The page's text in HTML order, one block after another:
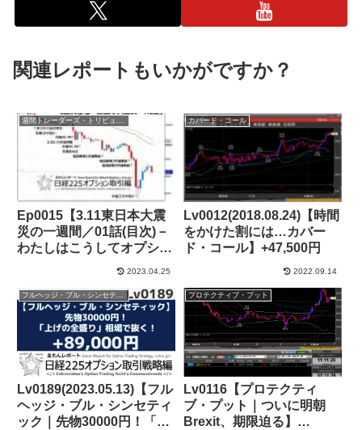
関連レポートもいかがですか？
週間トレーダーズ・トリビューン
Ep0015【3.11東日本大震
災の一週間／01話(目次)－
わたしはこうしてオプショ
2023.04.25
カバード・コール
Lv0012(2018.08.24)【時間
をかけた割には…カバー
ド・コール】+47,500円
2022.09.14
フルヘッジ・ブル・シンセティック
Lv0189(2023.05.13)【フル
ヘッジ・ブル・シンセティ
ック｜先物30000円！「上
プロテクティブ・プット
Lv0116【プロテクティ
ブ・プット｜ついに明朝
Brexit、期限迫る】